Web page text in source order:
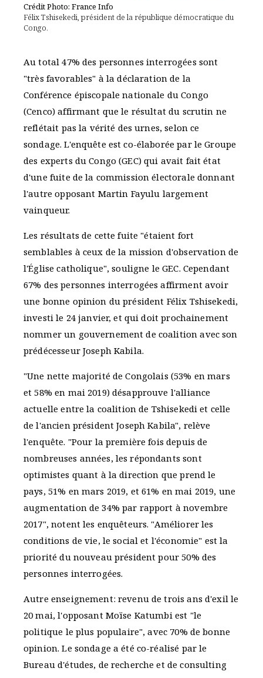
Crédit Photo: France Info
Félix Tshisekedi, président de la république démocratique du
Congo.
Au total 47% des personnes interrogées sont
"très favorables" à la déclaration de la
Conférence épiscopale nationale du Congo
(Cenco) affirmant que le résultat du scrutin ne
reflétait pas la vérité des urnes, selon ce
sondage. L'enquête est co-élaborée par le Groupe
des experts du Congo (GEC) qui avait fait état
d'une fuite de la commission électorale donnant
l'autre opposant Martin Fayulu largement
vainqueur.
Les résultats de cette fuite "étaient fort
semblables à ceux de la mission d'observation de
l'Église catholique", souligne le GEC. Cependant
67% des personnes interrogées affirment avoir
une bonne opinion du président Félix Tshisekedi,
investi le 24 janvier, et qui doit prochainement
nommer un gouvernement de coalition avec son
prédécesseur Joseph Kabila.
"Une nette majorité de Congolais (53% en mars
et 58% en mai 2019) désapprouve l'alliance
actuelle entre la coalition de Tshisekedi et celle
de l'ancien président Joseph Kabila", relève
l'enquête. "Pour la première fois depuis de
nombreuses années, les répondants sont
optimistes quant à la direction que prend le
pays, 51% en mars 2019, et 61% en mai 2019, une
augmentation de 34% par rapport à novembre
2017", notent les enquêteurs. "Améliorer les
conditions de vie, le social et l'économie" est la
priorité du nouveau président pour 50% des
personnes interrogées.
Autre enseignement: revenu de trois ans d'exil le
20 mai, l'opposant Moïse Katumbi est "le
politique le plus populaire", avec 70% de bonne
opinion. Le sondage a été co-réalisé par le
Bureau d'études, de recherche et de consulting